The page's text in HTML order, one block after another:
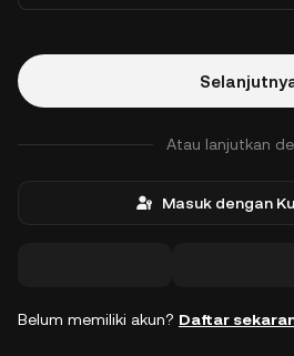
Atau lanjutkan
Masuk dengan
Belum memiliki akun? Daftar